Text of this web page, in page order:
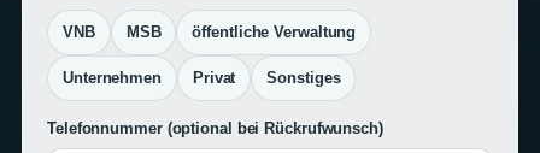
VNB MSB öffentliche Verwaltung
Unternehmen Privat Sonstiges
Telefonnummer (optional bei Rückrufwunsch)